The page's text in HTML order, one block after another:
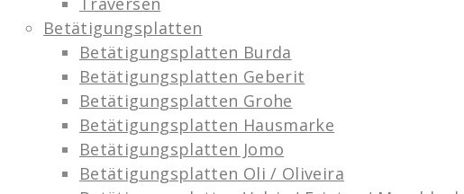
Betätigungsplatten
Betätigungsplatten Burda
Betätigungsplatten Geberit
Betätigungsplatten Grohe
Betätigungsplatten Hausmarke
Betätigungsplatten Jomo
Betätigungsplatten Oli / Oliveira